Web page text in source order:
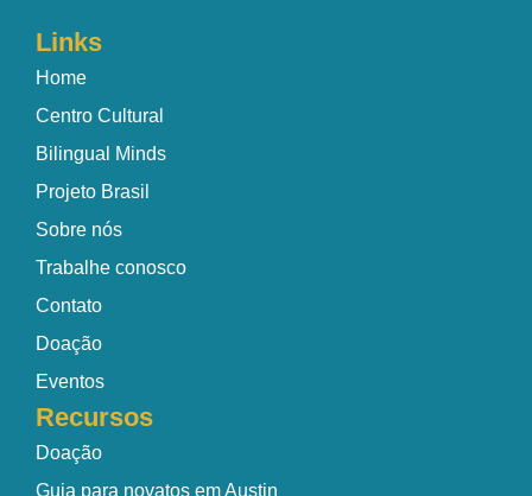
Links
Home
Centro Cultural
Bilingual Minds
Projeto Brasil
Sobre nós
Trabalhe conosco
Contato
Doação
Eventos
Recursos
Doação
Guia para novatos em Austin